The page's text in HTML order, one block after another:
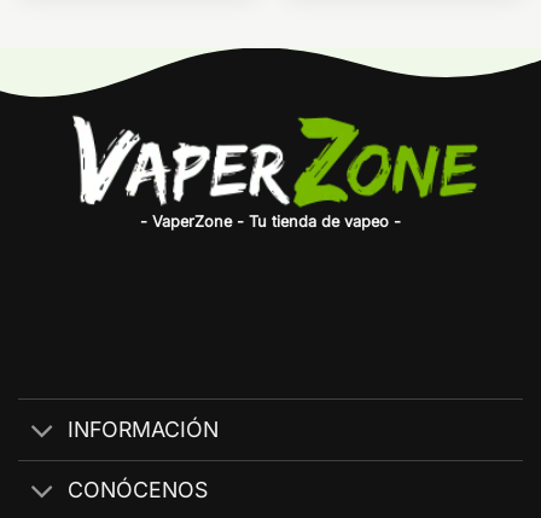
- VaperZone - Tu tienda de vapeo -
INFORMACIÓN
CONÓCENOS